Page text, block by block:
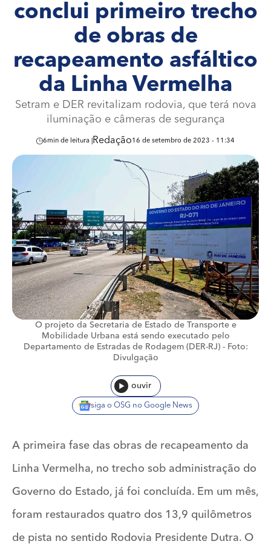
conclui primeiro trecho
de obras de
recapeamento asfáltico
da Linha Vermelha
Setram e DER revitalizam rodovia, que terá nova
iluminação e câmeras de segurança
6min de leitura | Redação16 de setembro de 2023 - 11:34
O projeto da Secretaria de Estado de Transporte e
Mobilidade Urbana está sendo executado pelo
Departamento de Estradas de Rodagem (DER-RJ) - Foto:
Divulgação
ouvir
siga o OSG no Google News
A primeira fase das obras de recapeamento da
Linha Vermelha, no trecho sob administração do
Governo do Estado, já foi concluída. Em um mês,
foram restaurados quatro dos 13,9 quilômetros
de pista no sentido Rodovia Presidente Dutra. O